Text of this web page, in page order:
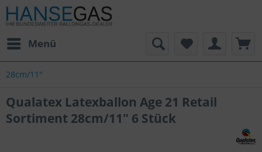
Menü
28cm/11"
Qualatex Latexballon Age 21 Retail
Sortiment 28cm/11" 6 Stück